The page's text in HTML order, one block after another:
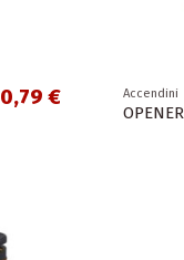
0,79 € Accendini
OPENER